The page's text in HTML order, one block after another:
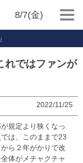
8/7(金)
れではファンが
2022/11/25
規定より狭くなっ
は、このままで23
ら２年がかりで改
体がメチャクチャ